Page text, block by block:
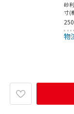
砂
寸(
途:
い
物